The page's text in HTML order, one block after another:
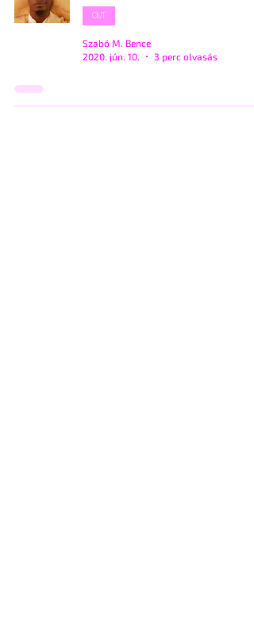
OUT
Szabó M. Bence
2020. jún. 10.
3 perc olvasás